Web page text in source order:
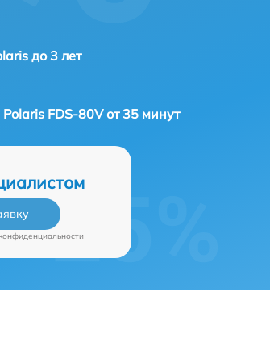
до 3 лет
Polaris FDS-80V от 35 минут